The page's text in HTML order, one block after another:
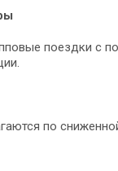
поездки с
по